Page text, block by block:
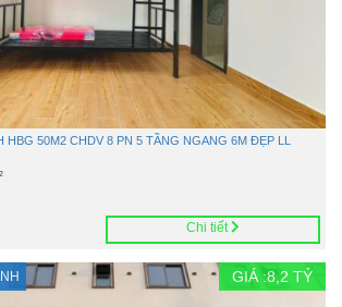
HBG 50M2 CHDV 8 PN 5 TẦNG NGANG 6M ĐẸP LL
Chi tiết
GIÁ :8,2 TỶ